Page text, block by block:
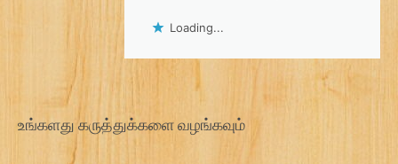
Loading...
உங்களது கருத்துக்களை வழங்கவும்